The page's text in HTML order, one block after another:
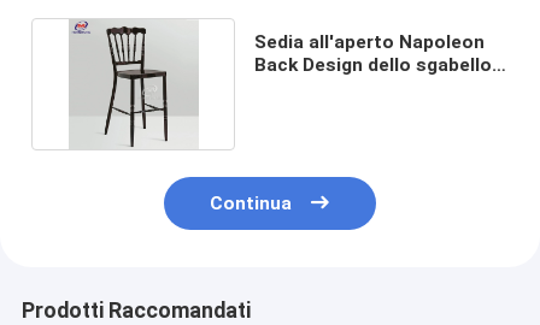
Sedia all'aperto Napoleon
Back Design dello sgabello
Continua
Prodotti Raccomandati